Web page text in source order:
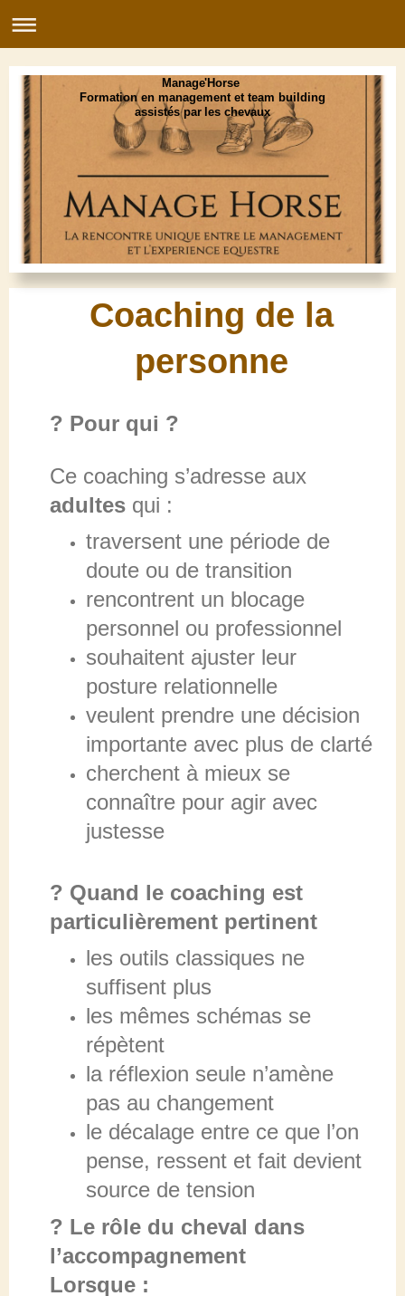
Manage'Horse
Formation en management et team building
assistés par les chevaux
Coaching de la
personne
? Pour qui ?
Ce coaching s’adresse aux
adultes qui :
traversent une période de
doute ou de transition
rencontrent un blocage
personnel ou professionnel
souhaitent ajuster leur
posture relationnelle
veulent prendre une décision
importante avec plus de clarté
cherchent à mieux se
connaître pour agir avec
justesse
? Quand le coaching est
particulièrement pertinent
les outils classiques ne
suffisent plus
les mêmes schémas se
répètent
la réflexion seule n’amène
pas au changement
le décalage entre ce que l’on
pense, ressent et fait devient
source de tension
? Le rôle du cheval dans
l’accompagnement
Lorsque :